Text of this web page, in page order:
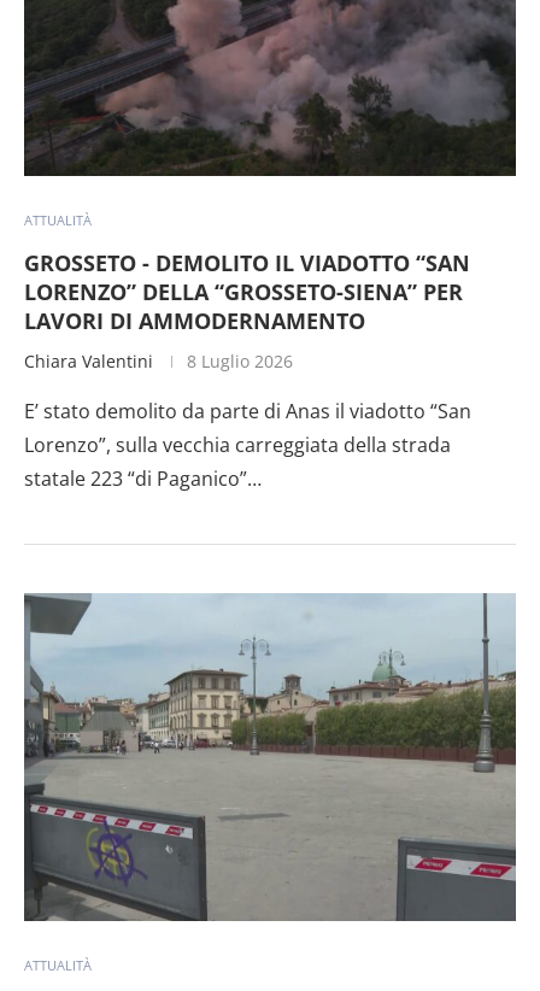
ATTUALITÀ
GROSSETO - DEMOLITO IL VIADOTTO “SAN
LORENZO” DELLA “GROSSETO-SIENA” PER
LAVORI DI AMMODERNAMENTO
Chiara Valentini 8 Luglio 2026
E’ stato demolito da parte di Anas il viadotto “San
Lorenzo”, sulla vecchia carreggiata della strada
statale 223 “di Paganico”…
ATTUALITÀ